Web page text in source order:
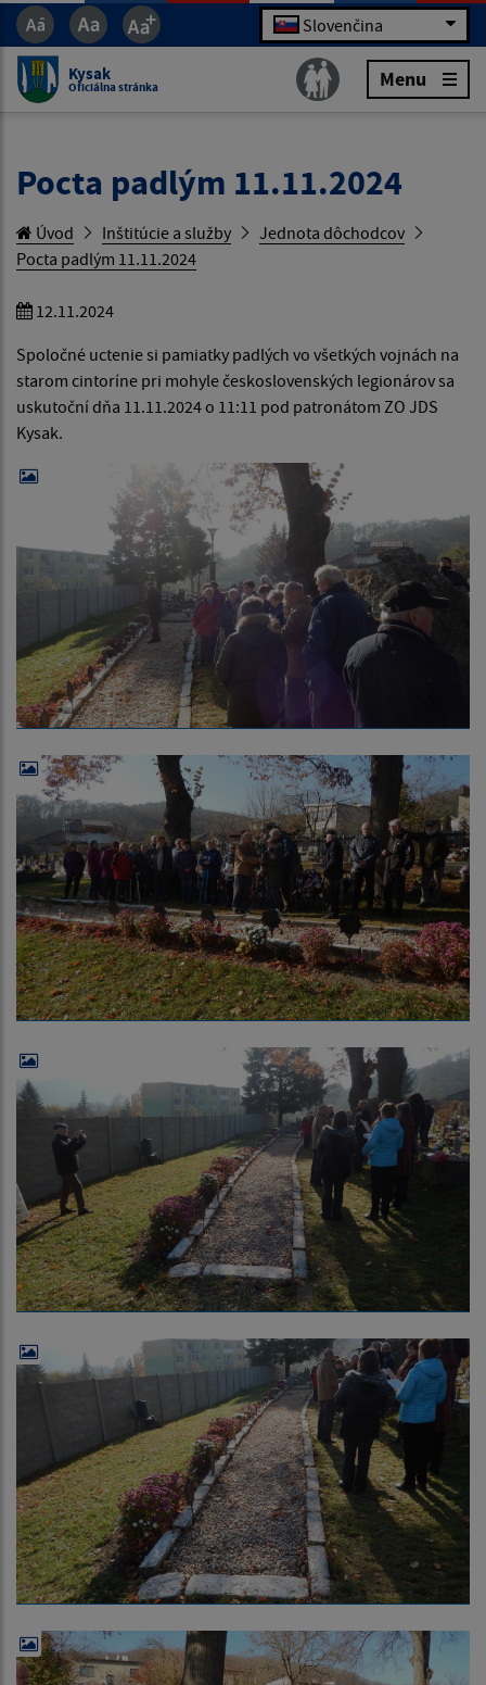
Slovenčina
Kysak
Oficiálna stránka Menu
Pocta padlým 11.11.2024
Úvod Inštitúcie a služby
Jednota dôchodcov
Pocta padlým 11.11.2024
12.11.2024
Spoločné uctenie si pamiatky padlých vo všetkých vojnách na
starom cintoríne pri mohyle československých legionárov sa
uskutoční dňa 11.11.2024 o 11:11 pod patronátom ZO JDS
Kysak.